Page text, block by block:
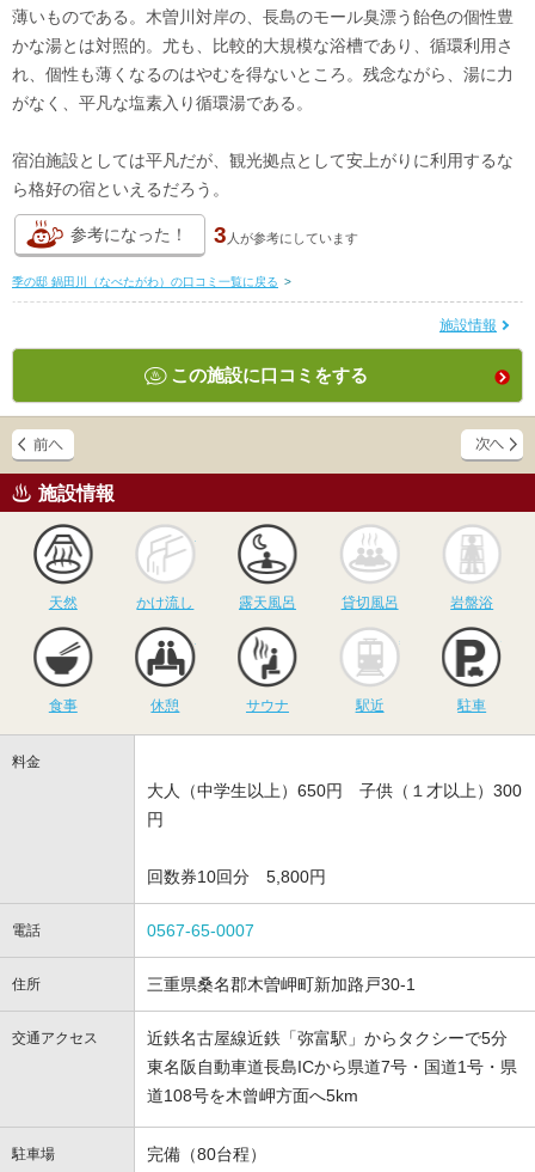
薄いものである。木曽川対岸の、長島のモール臭漂う飴色の個性豊
かな湯とは対照的。尤も、比較的大規模な浴槽であり、循環利用さ
れ、個性も薄くなるのはやむを得ないところ。残念ながら、湯に力
がなく、平凡な塩素入り循環湯である。
宿泊施設としては平凡だが、観光拠点として安上がりに利用するな
ら格好の宿といえるだろう。
参考になった！ 3 人が参考にしています
季の邸 鍋田川（なべたがわ）の口コミ一覧に戻る >
施設情報
この施設に口コミをする
施設情報
天然
かけ流し
かけ流し
露天風呂
露天風呂
貸切風呂
貸切風呂 岩盤浴
食事 休憩
サウナ
サウナ
駅近
駅近 駐車
料金
大人（中学生以上）650円 子供（１才以上）300
円
回数券10回分 5,800円
電話 0567-65-0007
住所 三重県桑名郡木曽岬町新加路戸30-1
交通アクセス
近鉄名古屋線近鉄「弥富駅」からタクシーで5分
東名阪自動車道長島ICから県道7号・国道1号・県
道108号を木曾岬方面へ5km
駐車場 完備（80台程）